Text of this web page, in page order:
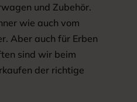
und Zubehör.
wie auch vom
Aber auch für Erben
sind wir beim
der richtige